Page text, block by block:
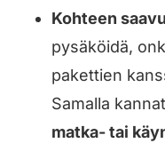
Kohteen
pysäköidä,
pakettien
Samalla
matka- tai